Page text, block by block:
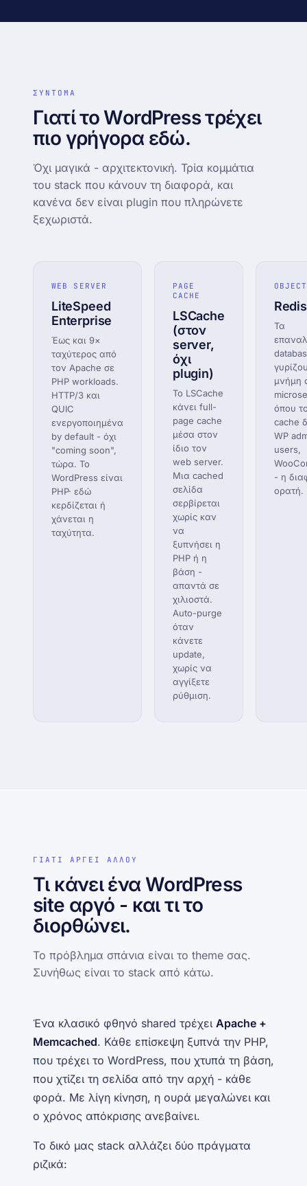
Δωρεάν μεταφορά site
ΣΥΝΤΟΜΑ
Γιατί το WordPress τρέχει
πιο γρήγορα εδώ.
Όχι μαγικά - αρχιτεκτονική. Τρία κομμάτια
του stack που κάνουν τη διαφορά, και
κανένα δεν είναι plugin που πληρώνετε
ξεχωριστά.
WEB SERVER
LiteSpeed
Enterprise
Έως και 9×
ταχύτερος από
τον Apache σε
PHP workloads.
HTTP/3 και
QUIC
ενεργοποιημένα
by default - όχι
"coming soon",
τώρα. Το
WordPress είναι
PHP· εδώ
κερδίζεται ή
χάνεται η
ταχύτητα.
PAGE
CACHE
LSCache
(στον
server,
όχι
plugin)
Το LSCache
κάνει full-
page cache
μέσα στον
ίδιο τον
web server.
Μια cached
σελίδα
σερβίρεται
χωρίς καν
να
ξυπνήσει η
PHP ή η
βάση -
απαντά σε
χιλιοστά.
Auto-purge
όταν
κάνετε
update,
χωρίς να
αγγίξετε
ρύθμιση.
Redis
Τα
μνήμη
όπου
cache
WP
users,
- η
ορατή.
ΓΙΑΤΙ ΑΡΓΕΙ ΑΛΛΟΥ
Τι κάνει ένα WordPress
site αργό - και τι το
διορθώνει.
Το πρόβλημα σπάνια είναι το theme σας.
Συνήθως είναι το stack από κάτω.
Ένα κλασικό φθηνό shared τρέχει Apache +
Memcached. Κάθε επίσκεψη ξυπνά την PHP,
που τρέχει το WordPress, που χτυπά τη βάση,
που χτίζει τη σελίδα από την αρχή - κάθε
φορά. Με λίγη κίνηση, η ουρά μεγαλώνει και
ο χρόνος απόκρισης ανεβαίνει.
Το δικό μας stack αλλάζει δύο πράγματα
ριζικά: